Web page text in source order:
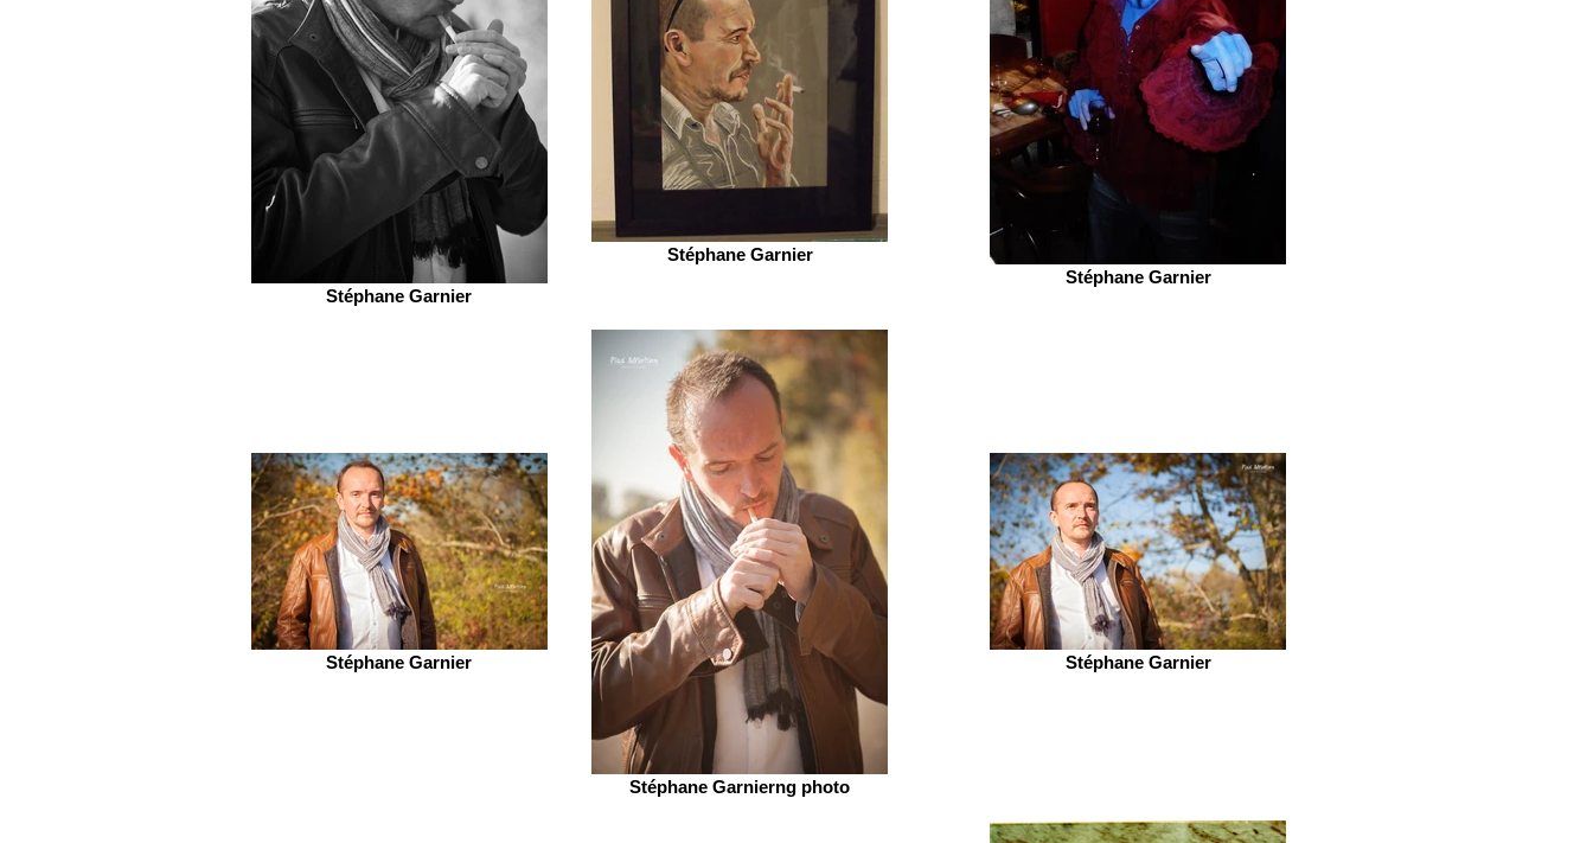
Stéphane Garnier
Stéphane Garnier
Stéphane Garnier
Stéphane Garnier
Stéphane Garnierng photo
Stéphane Garnier